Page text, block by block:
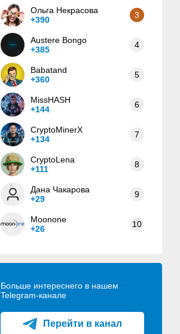
Ольга Некрасова
+390
3
Austere Bongo
+385
4
Babatand
+360
5
MissHASH
+144
6
CryptoMinerX
+134
7
CryptoLena
+111
8
Дана Чакарова
+29
9
Moonone
+26
10
Больше интереснего в нашем
Telegram-канале
Перейти в канал